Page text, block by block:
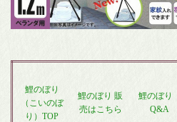
鯉のぼり
（こいのぼ
り）TOP
鯉のぼり 販
売はこちら
鯉のぼり
Q&A